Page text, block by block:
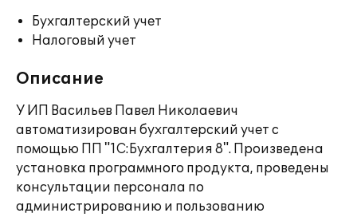
Бухгалтерский учет
Налоговый учет
Описание
У ИП Васильев Павел Николаевич
автоматизирован бухгалтерский учет с
помощью ПП "1С:Бухгалтерия 8". Произведена
установка программного продукта, проведены
консультации персонала по
администрированию и пользованию